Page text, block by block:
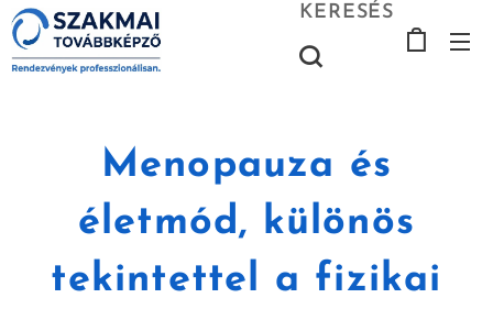
KERESÉS
Menopauza és
életmód, különös
tekintettel a fizikai